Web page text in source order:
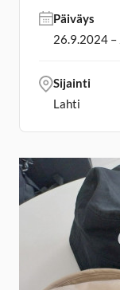
Päiväys
26.9.2024
Sijainti
Lahti